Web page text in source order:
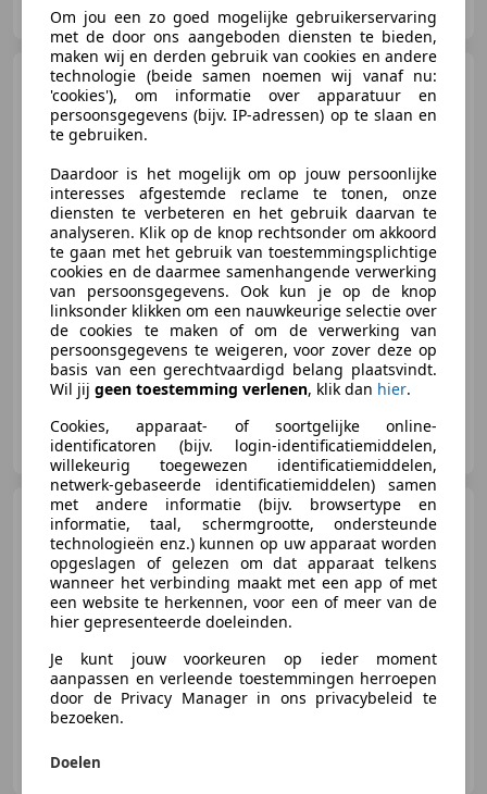
DE-74388 Talheim
Lincoln MarkLT 5.4L V8 4x4
| LPG | Koppen gereviseerd
€ 15.000
Excl. BTW
02/2007 390.929 km LPG
224 kW (305 PK)
Inruilindicatie? Stuur foto's via Whatsapp
Selles Auto's Kamperzeedijk B.V.
NL-8281 PC GENEMUIDEN
Lincoln Mark Continental +
Schiebedach orig. ! restauriert
07/1974 99.999 km Benzine 268 kW (364 PK)
DE-45356 Essen
Om jou een zo goed mogelijke gebruikerservaring
met de door ons aangeboden diensten te bieden,
maken wij en derden gebruik van cookies en andere
technologie (beide samen noemen wij vanaf nu:
'cookies'), om informatie over apparatuur en
persoonsgegevens (bijv. IP-adressen) op te slaan en
te gebruiken.
Daardoor is het mogelijk om op jouw persoonlijke
interesses afgestemde reclame te tonen, onze
diensten te verbeteren en het gebruik daarvan te
analyseren. Klik op de knop rechtsonder om akkoord
te gaan met het gebruik van toestemmingsplichtige
cookies en de daarmee samenhangende verwerking
van persoonsgegevens. Ook kun je op de knop
linksonder klikken om een nauwkeurige selectie over
de cookies te maken of om de verwerking van
persoonsgegevens te weigeren, voor zover deze op
basis van een gerechtvaardigd belang plaatsvindt.
Wil jij geen toestemming verlenen, klik dan hier.
Cookies, apparaat- of soortgelijke online-
identificatoren (bijv. login-identificatiemiddelen,
willekeurig toegewezen identificatiemiddelen,
netwerk-gebaseerde identificatiemiddelen) samen
met andere informatie (bijv. browsertype en
informatie, taal, schermgrootte, ondersteunde
technologieën enz.) kunnen op uw apparaat worden
opgeslagen of gelezen om dat apparaat telkens
wanneer het verbinding maakt met een app of met
een website te herkennen, voor een of meer van de
hier gepresenteerde doeleinden.
Je kunt jouw voorkeuren op ieder moment
aanpassen en verleende toestemmingen herroepen
door de Privacy Manager in ons privacybeleid te
bezoeken.
Doelen